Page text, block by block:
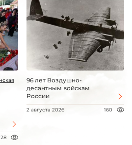
96 лет Воздушно-
десантным войскам
России
2 августа 2026 160